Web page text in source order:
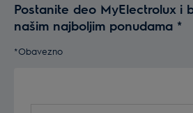
Postanite deo MyElectrolux i
našim najboljim ponudama *
*Obavezno